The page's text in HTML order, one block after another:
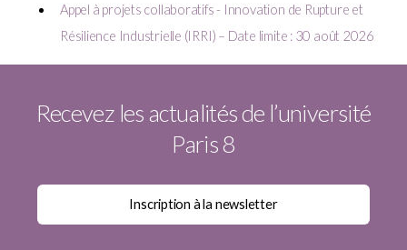
Appel à projets collaboratifs - Innovation de Rupture et
Résilience Industrielle (IRRI) – Date limite : 30 août 2026
Recevez les actualités de l’université
Paris 8